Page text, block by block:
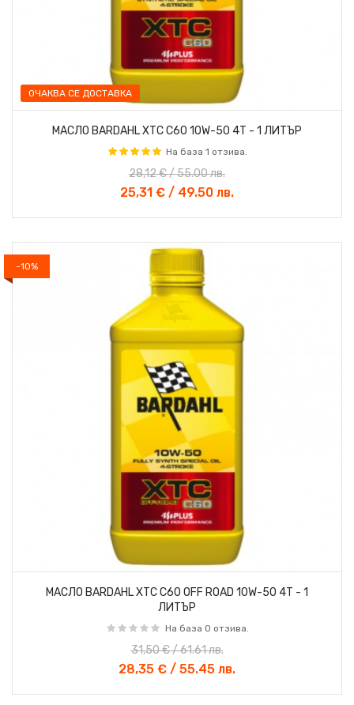
ОЧАКВА СЕ ДОСТАВКА
МАСЛО BARDAHL XTC C60 10W-50 4T - 1 ЛИТЪР
На база 1 отзива.
25,31 € / 49.50 лв.
28,12 € / 55.00 лв.
-10%
МАСЛО BARDAHL XTC C60 OFF ROAD 10W-50 4T - 1
ЛИТЪР
На база 0 отзива.
28,35 € / 55.45 лв.
31,50 € / 61.61 лв.